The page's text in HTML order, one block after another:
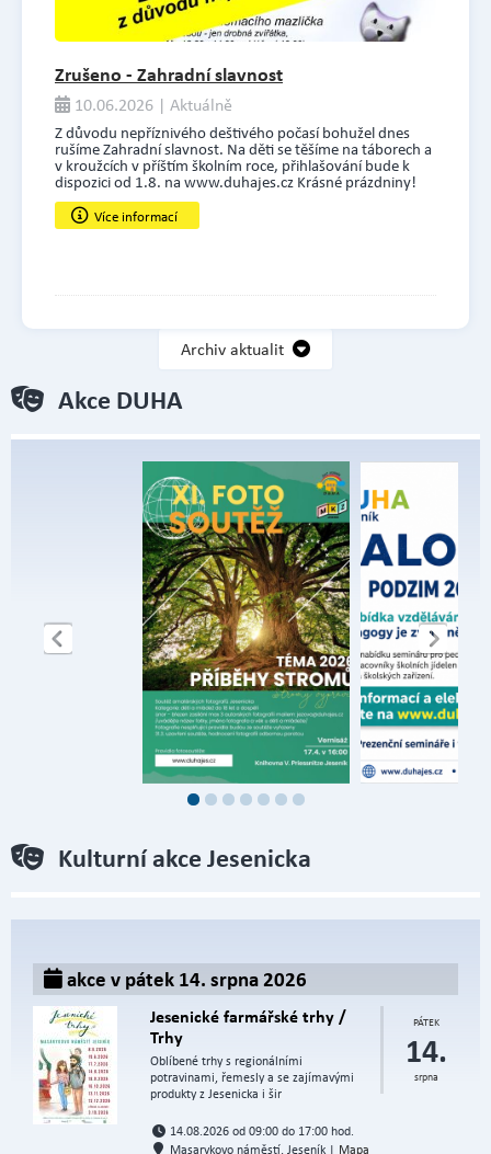
Zrušeno - Zahradní slavnost
10.06.2026 | Aktuálně
Z důvodu nepříznivého deštivého počasí bohužel dnes
rušíme Zahradní slavnost. Na děti se těšíme na táborech a
v kroužcích v příštím školním roce, přihlašování bude k
dispozici od 1.8. na www.duhajes.cz Krásné prázdniny!
Více informací
Archiv aktualit
Akce DUHA
Kulturní akce Jesenicka
akce v pátek 14. srpna 2026
PÁTEK
14.
srpna
Jesenické farmářské trhy /
Trhy
Oblíbené trhy s regionálními
potravinami, řemesly a se zajímavými
produkty z Jesenicka i šir
14.08.2026 od 09:00 do 17:00 hod.
Masarykovo náměstí, Jeseník | Mapa